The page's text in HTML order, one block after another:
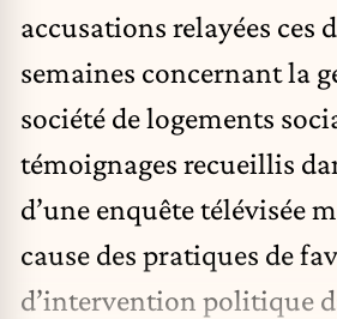
accusations relayées ces
semaines concernant la
société de logements
témoignages recueillis
d’une enquête télévisée
cause des pratiques de
d’intervention politique